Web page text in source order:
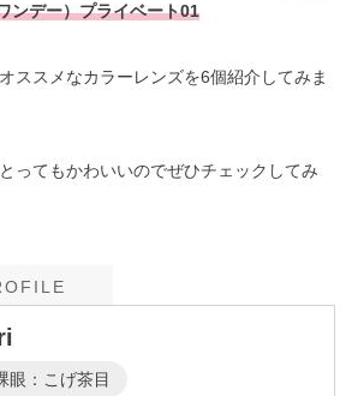
ンデー）プライベート01
ススメなカラーレンズを6個紹介してみま
ってもかわいいのでぜひチェックしてみ
眼：こげ茶目